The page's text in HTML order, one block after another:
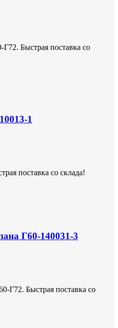
Быстрая поставка со
1
поставка со склада!
Г60-140031-3
Г72. Быстрая поставка со